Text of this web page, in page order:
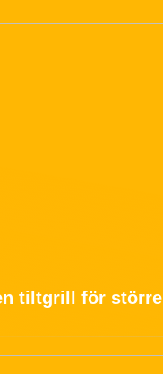
tiltgrill för större